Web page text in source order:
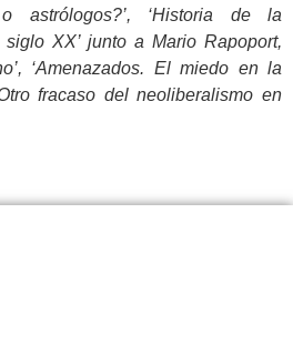
astrólogos?’, ‘Historia de la
XX’ junto a Mario Rapoport,
‘Amenazados. El miedo en la
fracaso del neoliberalismo en